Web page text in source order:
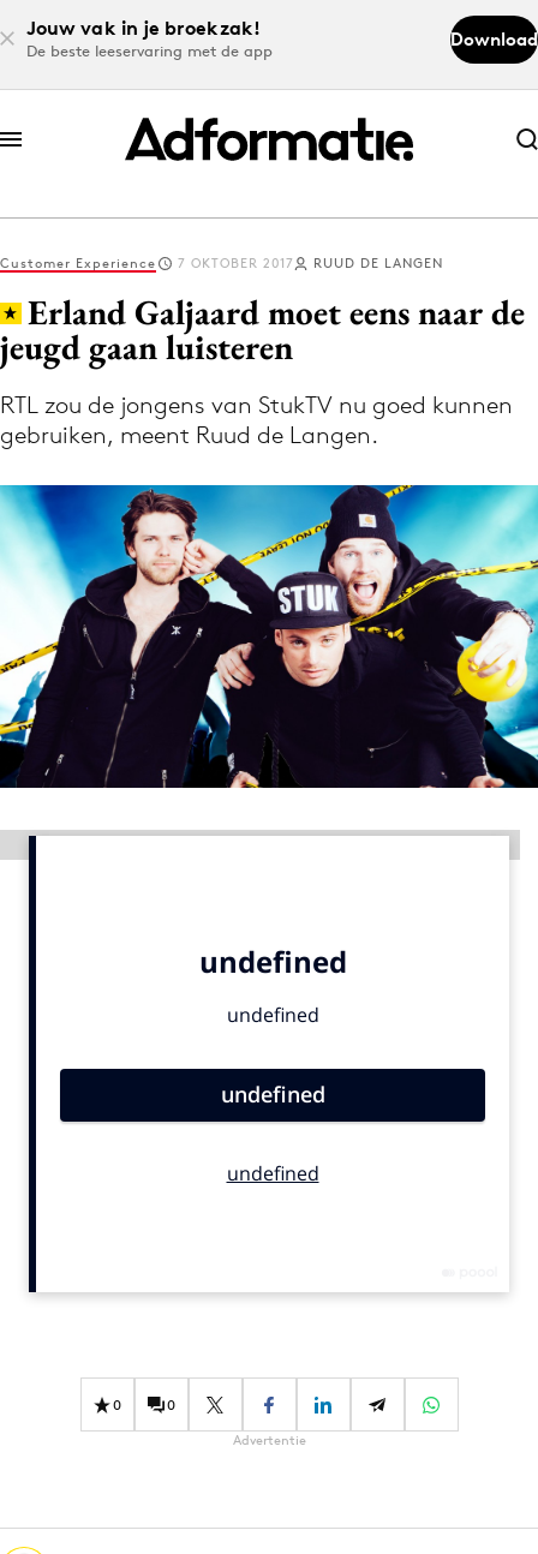
Jouw vak in je broekzak!
De beste leeservaring met de app
Download
Abonneer nu
Abonneer nu
Log in
Volg het laatste nieuws via de Adformatie
Nieuws app
Menu
Home
9 sept: GenAI-training
12 nov: MarketingLive!
Adverteren
Events
Opleidingen
Artificial Intelligence
Influencer marketing
Customer Experience 7 OKTOBER 2017 RUUD DE LANGEN
Erland Galjaard moet eens naar de
jeugd gaan luisteren
RTL zou de jongens van StukTV nu goed kunnen
gebruiken, meent Ruud de Langen.
0 0
Advertentie